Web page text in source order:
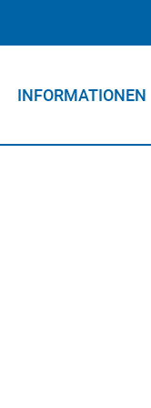
INFORMATIONEN